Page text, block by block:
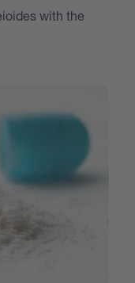
with the